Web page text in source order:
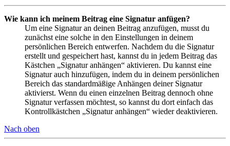
Wie kann ich meinem Beitrag eine Signatur anfügen?
Um eine Signatur an deinen Beitrag anzufügen, musst du
zunächst eine solche in den Einstellungen in deinem
persönlichen Bereich entwerfen. Nachdem du die Signatur
erstellt und gespeichert hast, kannst du in jedem Beitrag das
Kästchen „Signatur anhängen“ aktivieren. Du kannst eine
Signatur auch hinzufügen, indem du in deinem persönlichen
Bereich das standardmäßige Anhängen deiner Signatur
aktivierst. Wenn du einen einzelnen Beitrag dennoch ohne
Signatur verfassen möchtest, so kannst du dort einfach das
Kontrollkästchen „Signatur anhängen“ wieder deaktivieren.
Nach oben